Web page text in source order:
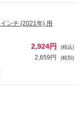
ンチ (2021年) 用
2,924円 (税込)
2,659円 (税別)